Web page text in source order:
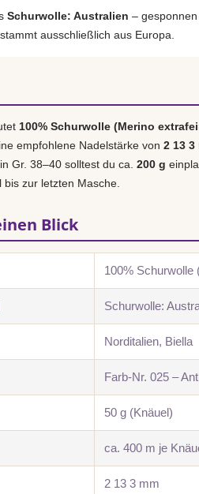
Schurwolle: Australien –
ausschließlich aus Europa.
100% Schurwolle (Merino
empfohlene Nadelstärke von 2 13 3
Gr. 38–40 solltest du ca. 200 g
zur letzten Masche.
Blick
100% Schurwolle
Schurwolle:
Norditalien, Biella
Farb-Nr. 025 –
50 g (Knäuel)
ca. 400 m je
2 13 3 mm